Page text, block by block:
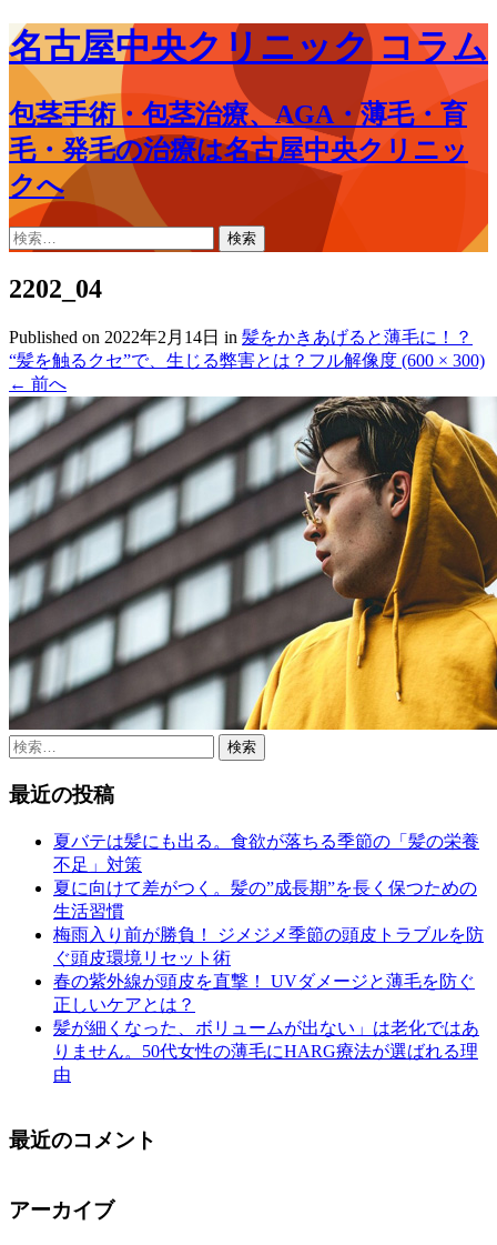
名古屋中央クリニック コラム
包茎手術・包茎治療、AGA・薄毛・育
毛・発毛の治療は名古屋中央クリニッ
クへ
コ
ン
テ
ツ
へ
ス
キ
ッ
プ
検
索:
2202_04
Published on 2022年2月14日 in 髪をかきあげると薄毛に！？
“髪を触るクセ”で、生じる弊害とは？ フル解像度 (600 × 300)
← 前へ
検
最近の投稿
夏バテは髪にも出る。食欲が落ちる季節の「髪の栄養
不足」対策
夏に向けて差がつく。髪の”成長期”を長く保つための
生活習慣
梅雨入り前が勝負！ ジメジメ季節の頭皮トラブルを防
ぐ頭皮環境リセット術
春の紫外線が頭皮を直撃！ UVダメージと薄毛を防ぐ
正しいケアとは？
髪が細くなった、ボリュームが出ない」は老化ではあ
りません。50代女性の薄毛にHARG療法が選ばれる理
由
最近のコメント
アーカイブ